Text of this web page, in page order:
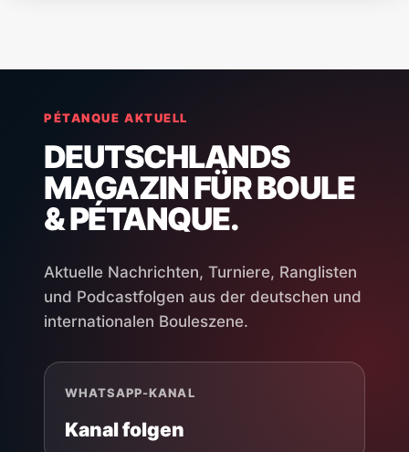
PÉTANQUE AKTUELL
DEUTSCHLANDS
MAGAZIN FÜR BOULE
& PÉTANQUE.
Aktuelle Nachrichten, Turniere, Ranglisten
und Podcastfolgen aus der deutschen und
internationalen Bouleszene.
WHATSAPP-KANAL
Kanal folgen